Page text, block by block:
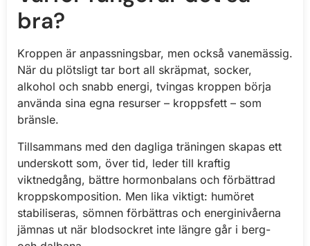
bra?
Kroppen är anpassningsbar, men också vanemässig.
När du plötsligt tar bort all skräpmat, socker,
alkohol och snabb energi, tvingas kroppen börja
använda sina egna resurser – kroppsfett – som
bränsle.
Tillsammans med den dagliga träningen skapas ett
underskott som, över tid, leder till kraftig
viktnedgång, bättre hormonbalans och förbättrad
kroppskomposition. Men lika viktigt: humöret
stabiliseras, sömnen förbättras och energinivåerna
jämnas ut när blodsockret inte längre går i berg-